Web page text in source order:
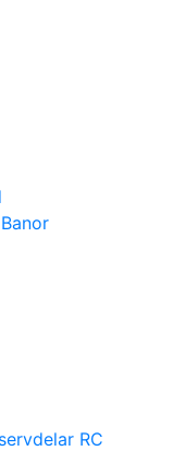
RC